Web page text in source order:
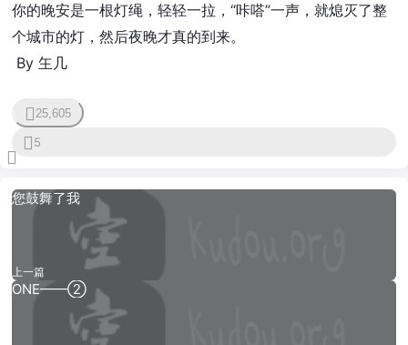
你的晚安是一根灯绳，轻轻一拉，“咔嗒”一声，就熄灭了整
个城市的灯，然后夜晚才真的到来。
By 玍几
25,605
5
您鼓舞了我
上一篇
ONE——②